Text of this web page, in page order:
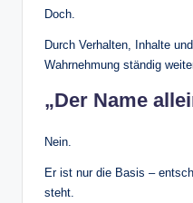
Doch.
Durch Verhalten, Inhalte
Wahrnehmung ständig
„Der Name
Nein.
Er ist nur die Basis –
steht.